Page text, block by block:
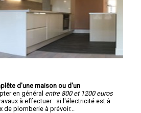
d'une maison ou d'un
en général entre 800 et 1200 euros
à effectuer : si l'électricité est à
plomberie à prévoir...